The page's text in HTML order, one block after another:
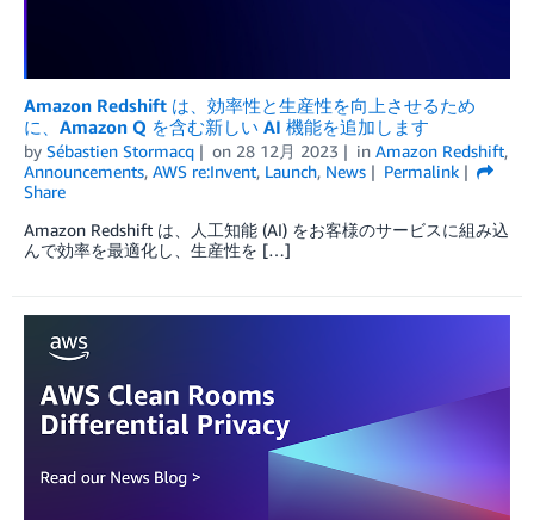
Amazon Redshift は、効率性と生産性を向上させるため
に、Amazon Q を含む新しい AI 機能を追加します
by Sébastien Stormacq on 28 12月 2023 in Amazon Redshift,
Announcements, AWS re:Invent, Launch, News
Permalink
Share
Amazon Redshift は、人工知能 (AI) をお客様のサービスに組み込
んで効率を最適化し、生産性を […]